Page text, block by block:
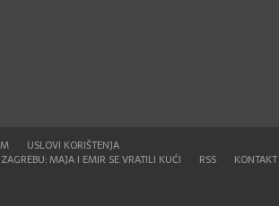
USLOVI KORIŠTENJA
MAJA I EMIR SE VRATILI KUĆI
RSS KONTAKT